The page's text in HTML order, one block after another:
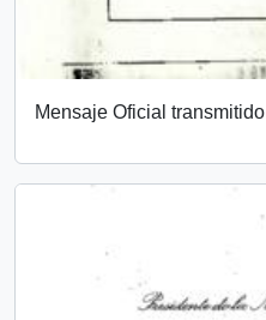
Mensaje Oficial transmitido